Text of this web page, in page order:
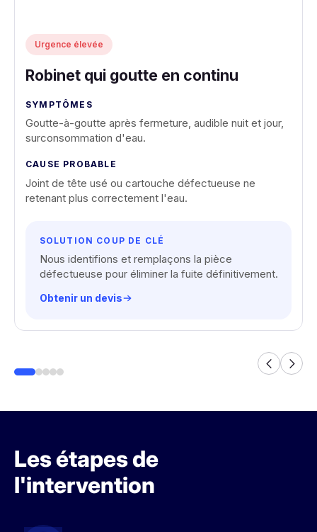
Urgence élevée
Robinet qui goutte en continu
SYMPTÔMES
Goutte-à-goutte après fermeture, audible nuit et jour,
surconsommation d'eau.
CAUSE PROBABLE
Joint de tête usé ou cartouche défectueuse ne
retenant plus correctement l'eau.
SOLUTION COUP DE CLÉ
Nous identifions et remplaçons la pièce
défectueuse pour éliminer la fuite définitivement.
Obtenir un devis
Les étapes de
l'intervention